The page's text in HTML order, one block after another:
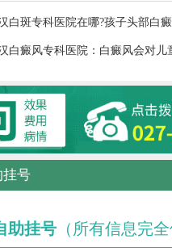
白斑专科医院在哪?孩子头部白
白癜风专科医院：白癜风会对儿
挂号
助挂号 （所有信息完全